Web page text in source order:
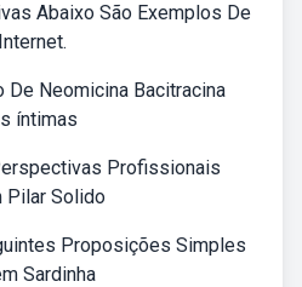
Abaixo São Exemplos De
De Neomicina Bacitracina
íntimas
Profissionais
Pilar Solido
Proposições Simples
Sardinha